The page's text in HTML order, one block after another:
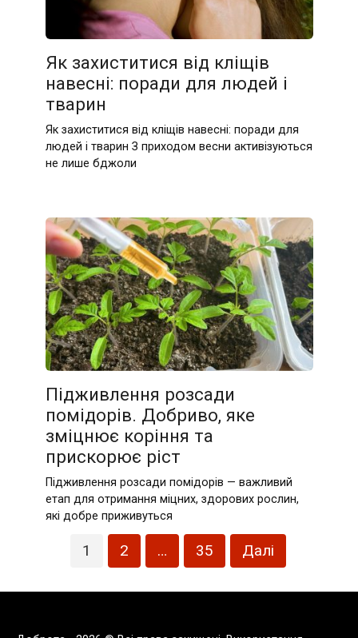
Як захиститися від кліщів
навесні: поради для людей і
тварин
Як захиститися від кліщів навесні: поради для
людей і тварин З приходом весни активізуються
не лише бджоли
Підживлення розсади
помідорів. Добриво, яке
зміцнює коріння та
прискорює ріст
Підживлення розсади помідорів — важливий
етап для отримання міцних, здорових рослин,
які добре приживуться
1 2 … 35 Далі